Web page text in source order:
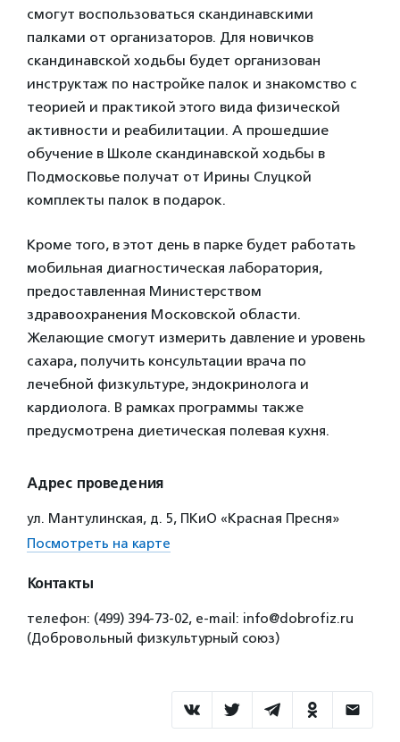
смогут воспользоваться скандинавскими
палками от организаторов. Для новичков
скандинавской ходьбы будет организован
инструктаж по настройке палок и знакомство с
теорией и практикой этого вида физической
активности и реабилитации. А прошедшие
обучение в Школе скандинавской ходьбы в
Подмосковье получат от Ирины Слуцкой
комплекты палок в подарок.
Кроме того, в этот день в парке будет работать
мобильная диагностическая лаборатория,
предоставленная Министерством
здравоохранения Московской области.
Желающие смогут измерить давление и уровень
сахара, получить консультации врача по
лечебной физкультуре, эндокринолога и
кардиолога. В рамках программы также
предусмотрена диетическая полевая кухня.
Адрес проведения
ул. Мантулинская, д. 5, ПКиО «Красная Пресня»
Посмотреть на карте
Контакты
телефон: (499) 394-73-02, e-mail: info@dobrofiz.ru
(Добровольный физкультурный союз)